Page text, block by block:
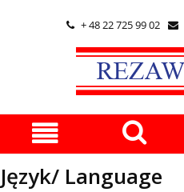
 + 48 22 725 99 02 
Język/ Language